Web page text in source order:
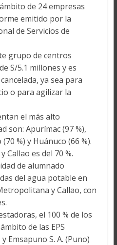
de 24 empresas
emitido por la
de Servicios de
grupo de centros
S/5.1 millones y es
ya sea para
o para agilizar la
el más alto
son: Apurímac (97 %),
%) y Huánuco (66 %).
Callao es del 70 %.
de alumnado
del agua potable en
y Callao, con
el 100 % de los
de las EPS
Emsapuno S. A. (Puno)